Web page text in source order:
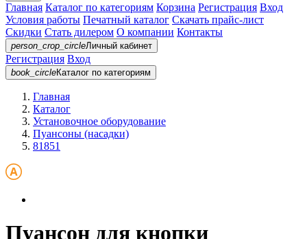
Главная Каталог по категориям Корзина Регистрация Вход
Условия работы Печатный каталог Скачать прайс-лист
Скидки Стать дилером О компании Контакты
person_crop_circleЛичный кабинет
Регистрация Вход
book_circleКаталог по категориям
Главная
Каталог
Установочное оборудование
Пуансоны (насадки)
81851
Пуансон для кнопки